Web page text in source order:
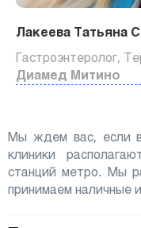
Лакеева Татьяна
Гастроэнтеролог,
Диамед Митино
Мы ждем вас, если
клиники
станций метро. Мы
принимаем наличные